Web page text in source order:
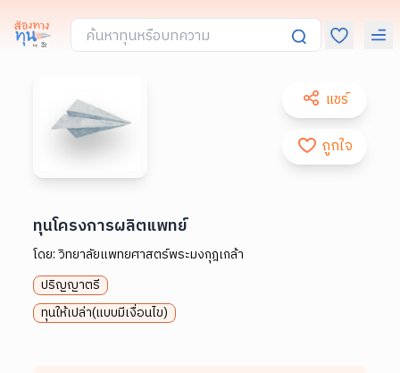
แชร์
ถูกใจ
ทุนโครงการผลิตแพทย์
โดย:วิทยาลัยแพทยศาสตร์พระมงกุฎเกล้า
ปริญญาตรี
ทุนให้เปล่า(แบบมีเงื่อนไข)